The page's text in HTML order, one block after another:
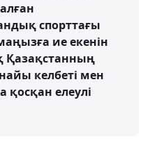
спорттағы
ие екенін
Қазақстанның
келбеті мен
қосқан елеулі